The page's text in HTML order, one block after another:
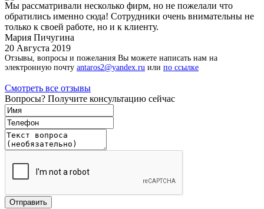
Мы рассматривали несколько фирм, но не пожелали что
обратились именно сюда! Сотрудники очень внимательны не
только к своей работе, но и к клиенту.
Мария Пичугина
20 Августа 2019
Отзывы, вопросы и пожелания Вы можете написать нам на
электронную почту antaros2@yandex.ru или по ссылке
Смотреть все отзывы
Вопросы? Получите консультацию сейчас